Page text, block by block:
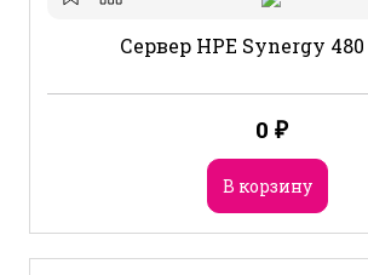
Сервер HPE Synergy 480
0 ₽
В корзину